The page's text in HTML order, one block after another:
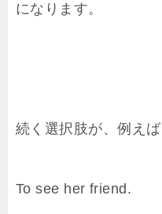
になります。
続く選択肢が、例えば
To see her friend.